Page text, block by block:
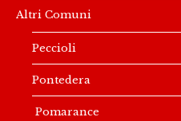
Altri Comuni
Peccioli
Pontedera
Pomarance